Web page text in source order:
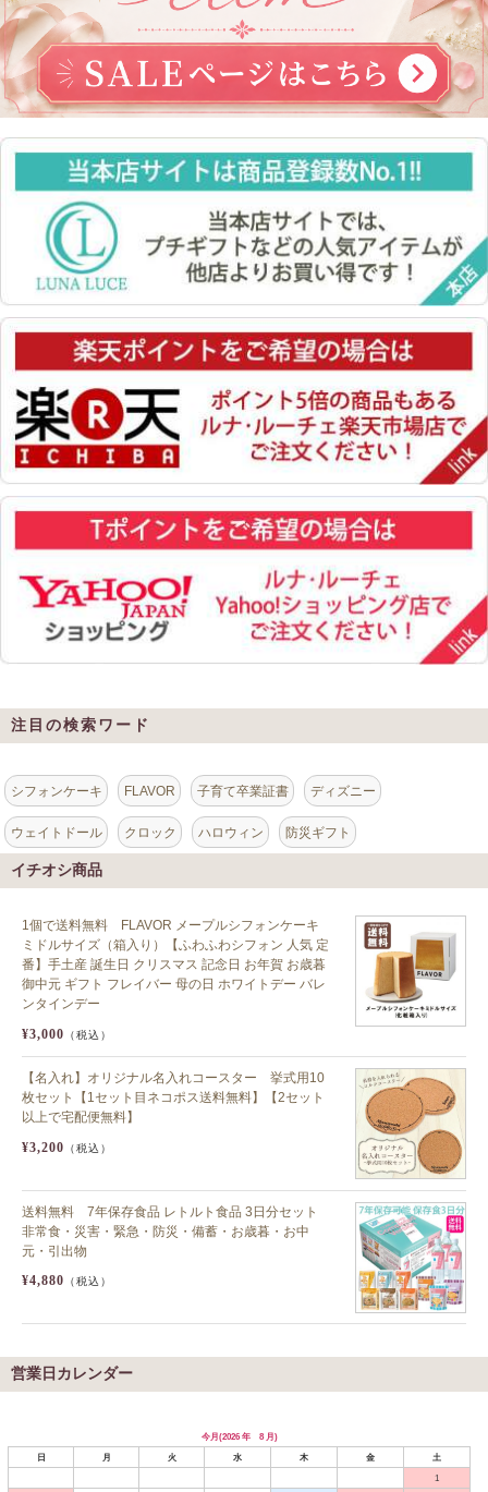
注目の検索ワード
シフォンケーキ FLAVOR 子育て卒業証書 ディズニー
ウェイトドール クロック ハロウィン 防災ギフト
イチオシ商品
1個で送料無料 FLAVOR メープルシフォンケーキ
ミドルサイズ（箱入り）【ふわふわシフォン 人気 定
番】手土産 誕生日 クリスマス 記念日 お年賀 お歳暮
御中元 ギフト フレイバー 母の日 ホワイトデー バレ
ンタインデー
¥3,000 （税込）
【名入れ】オリジナル名入れコースター 挙式用10
枚セット【1セット目ネコポス送料無料】【2セット
以上で宅配便無料】
¥3,200 （税込）
送料無料 7年保存食品 レトルト食品 3日分セット
非常食・災害・緊急・防災・備蓄・お歳暮・お中
元・引出物
¥4,880 （税込）
営業日カレンダー
今月(2026 年 8 月)
日
月 火 水 木 金
土
1